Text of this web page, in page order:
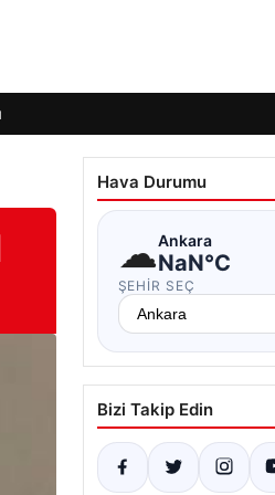
Hava Durumu
☁Ankara
NaN°C
ŞEHIR SEÇ
Bizi Takip Edin